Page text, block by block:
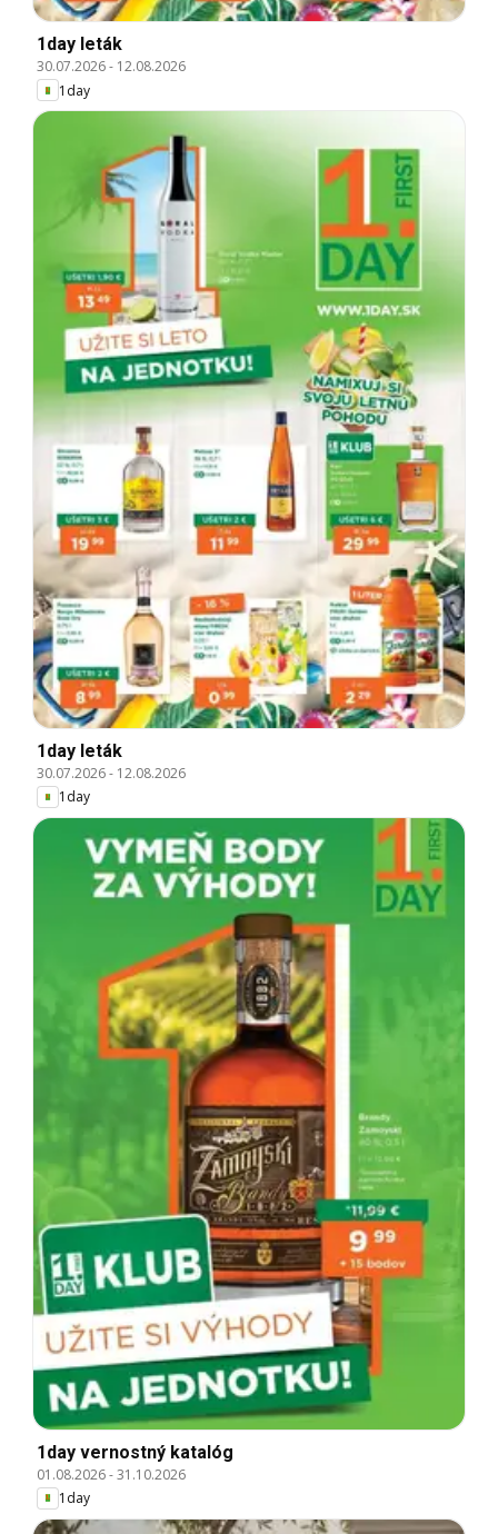
1day leták
30.07.2026- 12.08.2026
1day
1day leták
30.07.2026- 12.08.2026
1day
1day vernostný katalóg
01.08.2026-31.10.2026
1day